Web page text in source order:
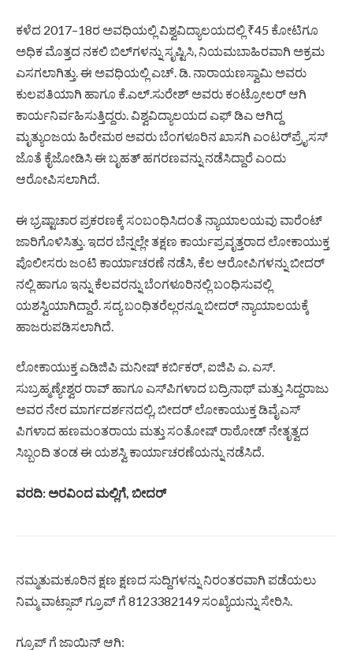
ಕಳೆದ 2017–18ರ ಅವಧಿಯಲ್ಲಿ ವಿಶ್ವವಿದ್ಯಾಲಯದಲ್ಲಿ ₹45 ಕೋಟಿಗೂ
ಅಧಿಕ ಮೊತ್ತದ ನಕಲಿ ಬಿಲ್‌ಗಳನ್ನು ಸೃಷ್ಟಿಸಿ, ನಿಯಮಬಾಹಿರವಾಗಿ ಅಕ್ರಮ
ಎಸಗಲಾಗಿತ್ತು. ಈ ಅವಧಿಯಲ್ಲಿ ಎಚ್. ಡಿ. ನಾರಾಯಣಸ್ವಾಮಿ ಅವರು
ಕುಲಪತಿಯಾಗಿ ಹಾಗೂ ಕೆ.ಎಲ್.ಸುರೇಶ್ ಅವರು ಕಂಟ್ರೋಲರ್ ಆಗಿ
ಕಾರ್ಯನಿರ್ವಹಿಸುತ್ತಿದ್ದರು. ವಿಶ್ವವಿದ್ಯಾಲಯದ ಎಫ್‌ ಡಿಎ ಆಗಿದ್ದ
ಮೃತ್ಯುಂಜಯ ಹಿರೇಮಠ ಅವರು ಬೆಂಗಳೂರಿನ ಖಾಸಗಿ ಎಂಟರ್‌ಪ್ರೈಸಸ್
ಜೊತೆ ಕೈಜೋಡಿಸಿ ಈ ಬೃಹತ್ ಹಗರಣವನ್ನು ನಡೆಸಿದ್ದಾರೆ ಎಂದು
ಆರೋಪಿಸಲಾಗಿದೆ.
ಈ ಭ್ರಷ್ಟಾಚಾರ ಪ್ರಕರಣಕ್ಕೆ ಸಂಬಂಧಿಸಿದಂತೆ ನ್ಯಾಯಾಲಯವು ವಾರೆಂಟ್
ಜಾರಿಗೊಳಿಸಿತ್ತು. ಇದರ ಬೆನ್ನಲ್ಲೇ ತಕ್ಷಣ ಕಾರ್ಯಪ್ರವೃತ್ತರಾದ ಲೋಕಾಯುಕ್ತ
ಪೊಲೀಸರು ಜಂಟಿ ಕಾರ್ಯಾಚರಣೆ ನಡೆಸಿ, ಕೆಲ ಆರೋಪಿಗಳನ್ನು ಬೀದರ್‌
ನಲ್ಲಿ ಹಾಗೂ ಇನ್ನು ಕೆಲವರನ್ನು ಬೆಂಗಳೂರಿನಲ್ಲಿ ಬಂಧಿಸುವಲ್ಲಿ
ಯಶಸ್ವಿಯಾಗಿದ್ದಾರೆ. ಸದ್ಯ ಬಂಧಿತರೆಲ್ಲರನ್ನೂ ಬೀದರ್ ನ್ಯಾಯಾಲಯಕ್ಕೆ
ಹಾಜರುಪಡಿಸಲಾಗಿದೆ.
ಲೋಕಾಯುಕ್ತ ಎಡಿಜಿಪಿ ಮನೀಷ್ ಕರ್ಬಿಕರ್, ಐಜಿಪಿ ಎ. ಎಸ್.
ಸುಬ್ರಹ್ಮಣ್ಯೇಶ್ವರ ರಾವ್ ಹಾಗೂ ಎಸ್‌ಪಿಗಳಾದ ಬದ್ರಿನಾಥ್ ಮತ್ತು ಸಿದ್ದರಾಜು
ಅವರ ನೇರ ಮಾರ್ಗದರ್ಶನದಲ್ಲಿ, ಬೀದರ್ ಲೋಕಾಯುಕ್ತ ಡಿವೈಎಸ್‌
ಪಿಗಳಾದ ಹಣಮಂತರಾಯ ಮತ್ತು ಸಂತೋಷ್ ರಾಠೋಡ್ ನೇತೃತ್ವದ
ಸಿಬ್ಬಂದಿ ತಂಡ ಈ ಯಶಸ್ವಿ ಕಾರ್ಯಾಚರಣೆಯನ್ನು ನಡೆಸಿದೆ.
ವರದಿ: ಅರವಿಂದ ಮಲ್ಲಿಗೆ, ಬೀದರ್
ನಮ್ಮತುಮಕೂರಿನ ಕ್ಷಣ ಕ್ಷಣದ ಸುದ್ದಿಗಳನ್ನು ನಿರಂತರವಾಗಿ ಪಡೆಯಲು
ನಿಮ್ಮ ವಾಟ್ಸಾಪ್ ಗ್ರೂಪ್ ಗೆ 8123382149 ಸಂಖ್ಯೆಯನ್ನು ಸೇರಿಸಿ.
ಗ್ರೂಪ್ ಗೆ ಜಾಯಿನ್ ಆಗಿ: